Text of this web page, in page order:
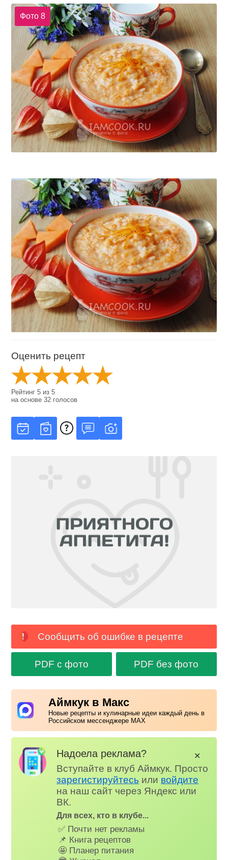
Фото 8
Оценить рецепт
Рейтинг5 из5
на основе32 голосов
Сообщить об ошибке в рецепте
PDF с фото PDF без фото
Аймкук в Макс
Новые рецепты и кулинарные идеи каждый день в
Российском мессенджере MAX
Надоела реклама?
Вступайте в клуб Аймкук. Просто
зарегистируйтесь или войдите
на наш сайт через Яндекс или
ВК.
Для всех, кто в клубе...
✅ Почти нет рекламы
📌 Книга рецептов
🤩 Планер питания
✕